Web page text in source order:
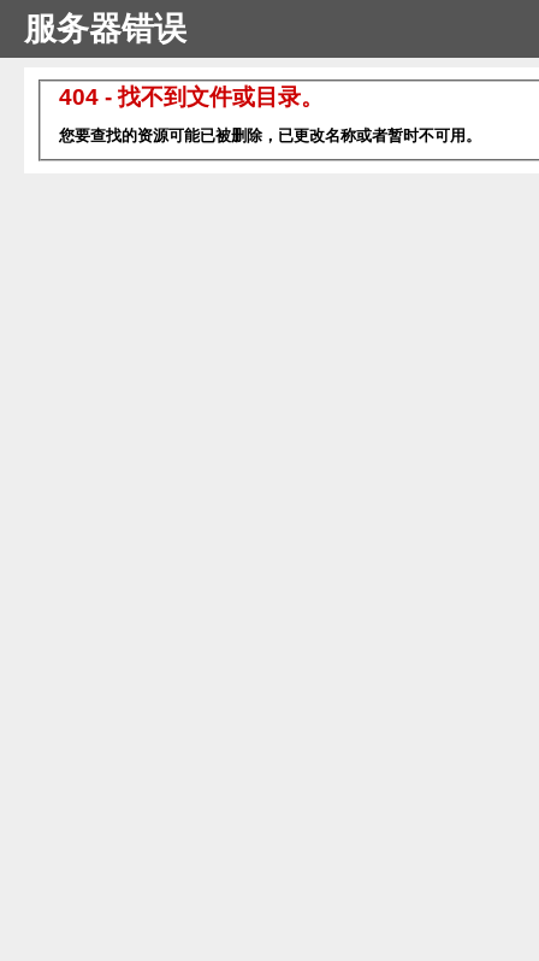
服务器错误
404 - 找不到文件或目录。
您要查找的资源可能已被删除，已更改名称或者暂时不可用。